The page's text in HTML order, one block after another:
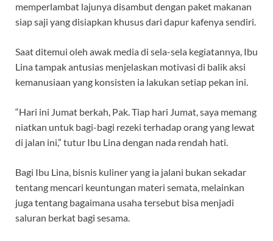
memperlambat lajunya disambut dengan paket makanan
siap saji yang disiapkan khusus dari dapur kafenya sendiri.
Saat ditemui oleh awak media di sela-sela kegiatannya, Ibu
Lina tampak antusias menjelaskan motivasi di balik aksi
kemanusiaan yang konsisten ia lakukan setiap pekan ini.
“Hari ini Jumat berkah, Pak. Tiap hari Jumat, saya memang
niatkan untuk bagi-bagi rezeki terhadap orang yang lewat
di jalan ini,” tutur Ibu Lina dengan nada rendah hati.
Bagi Ibu Lina, bisnis kuliner yang ia jalani bukan sekadar
tentang mencari keuntungan materi semata, melainkan
juga tentang bagaimana usaha tersebut bisa menjadi
saluran berkat bagi sesama.